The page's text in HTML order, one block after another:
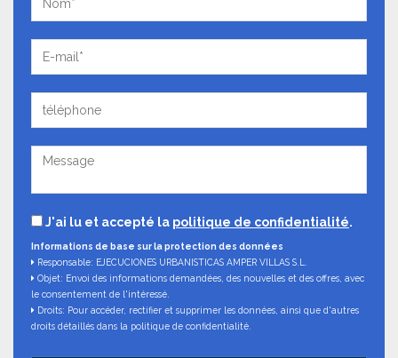
J'ai lu et accepté la politique de confidentialité.
Informations de base sur la protection des données
Responsable: EJECUCIONES URBANISTICAS AMPER VILLAS S.L.
Objet: Envoi des informations demandées, des nouvelles et des offres, avec
le consentement de l'intéressé.
Droits: Pour accéder, rectifier et supprimer les données, ainsi que d'autres
droits détaillés dans la politique de confidentialité.